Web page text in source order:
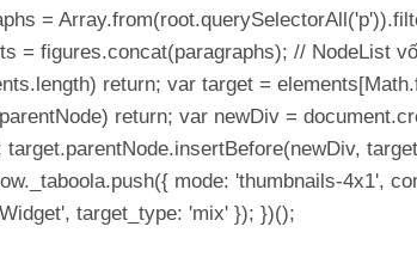
=
= figures.concat(paragraphs); // NodeList
return; var target =
return; var newDiv =
target.parentNode.insertBefore(newDiv,
mode: 'thumbnails-4x1',
target_type: 'mix' }); })();